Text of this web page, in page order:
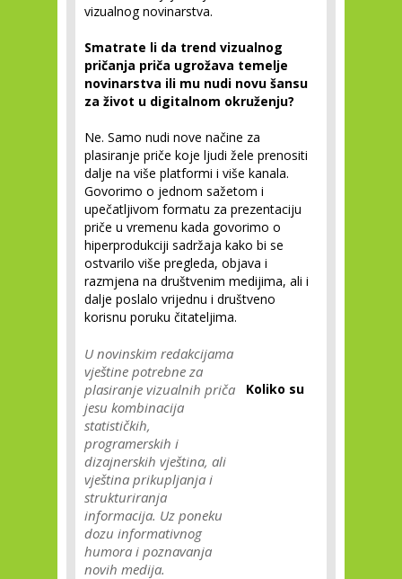
vizualnog novinarstva.
Smatrate li da trend vizualnog
pričanja priča ugrožava temelje
novinarstva ili mu nudi novu šansu
za život u digitalnom okruženju?
Ne. Samo nudi nove načine za
plasiranje priče koje ljudi žele prenositi
dalje na više platformi i više kanala.
Govorimo o jednom sažetom i
upečatljivom formatu za prezentaciju
priče u vremenu kada govorimo o
hiperprodukciji sadržaja kako bi se
ostvarilo više pregleda, objava i
razmjena na društvenim medijima, ali i
dalje poslalo vrijednu i društveno
korisnu poruku čitateljima.
U novinskim redakcijama
vještine potrebne za
plasiranje vizualnih priča
jesu kombinacija
statističkih,
programerskih i
dizajnerskih vještina, ali
vještina prikupljanja i
strukturiranja
informacija. Uz poneku
dozu informativnog
humora i poznavanja
novih medija.
Koliko su